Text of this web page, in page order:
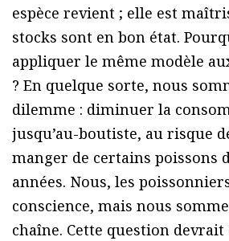
espèce revient ; elle est
stocks sont en bon état.
appliquer le même modèle
? En quelque sorte, nous
dilemme : diminuer la
jusqu’au-boutiste, au risque
manger de certains poissons
années. Nous, les
conscience, mais nous
chaîne. Cette question devrait